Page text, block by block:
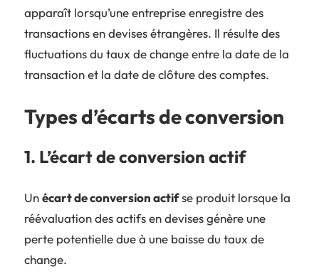
apparaît lorsqu’une entreprise enregistre des
transactions en devises étrangères. Il résulte des
fluctuations du taux de change entre la date de la
transaction et la date de clôture des comptes.
Types d’écarts de conversion
1. L’écart de conversion actif
Unécart de conversion actifse produit lorsque la
réévaluation des actifs en devises génère une
perte potentielle due à une baisse du taux de
change.